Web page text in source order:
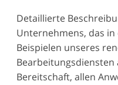
Detaillierte
Unternehmens, das
Beispielen unseres
Bearbeitungsdiensten
Bereitschaft, allen